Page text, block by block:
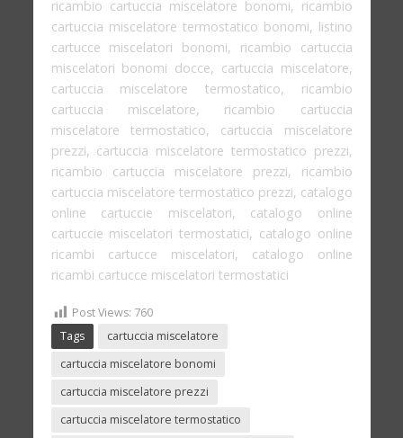
ricambio cartuccia miscelatore bonomi, ricambio
cartuccia miscelatore termostatico bonomi, listino
cartucce miscelatori bonomi, ricambio cartuccia
miscelatori bonomi docce, cartuccia miscelatore,
cartuccia miscelatore termostatico, ricambio
cartuccia miscelatore, ricambio cartuccia
miscelatore termostatico, cartuccia miscelatore
prezzi, cartuccia miscelatore termostatico prezzi,
ricambio cartuccia miscelatore prezzi, ricambio
cartuccia miscelatore termostatico prezzi, catalogo
online cartuccie miscelatori, catalogo online
cartuccie miscelatori termostatici, catalogo online
ricambi cartucce miscelatori, catalogo online
ricambi cartucce miscelatori termostatici
Post Views: 760
Tags
cartuccia miscelatore
cartuccia miscelatore bonomi
cartuccia miscelatore prezzi
cartuccia miscelatore termostatico